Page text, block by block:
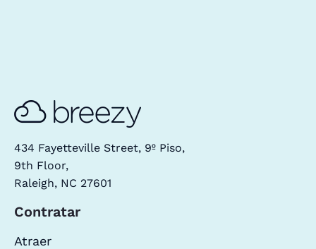
434 Fayetteville Street, 9º Piso,
9th Floor,
Raleigh, NC 27601
Contratar
Atraer